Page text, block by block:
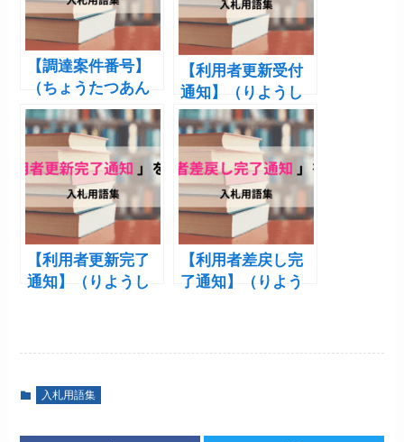
【調達案件番号】
（ちょうたつあん
けんばんごう）
【利用者更新受付
通知】（りようし
ゃこうしんうけつ
けつうち）
【利用者更新完了
通知】（りようし
【利用者差戻し完
了通知】（りよう
入札用語集